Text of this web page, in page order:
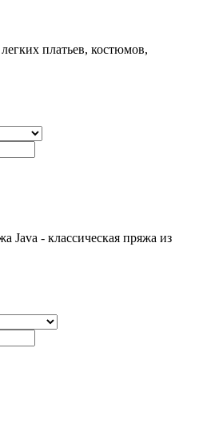
платьев, костюмов,
Java - классическая пряжа из